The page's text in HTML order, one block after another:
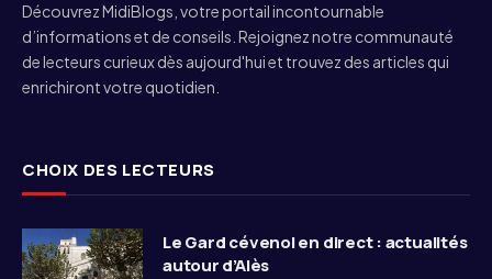
Découvrez MidiBlogs, votre portail incontournable
d’informations et de conseils. Rejoignez notre communauté
de lecteurs curieux dès aujourd'hui et trouvez des articles qui
enrichiront votre quotidien.
CHOIX DES LECTEURS
Le Gard cévenol en direct : actualités
autour d’Alès